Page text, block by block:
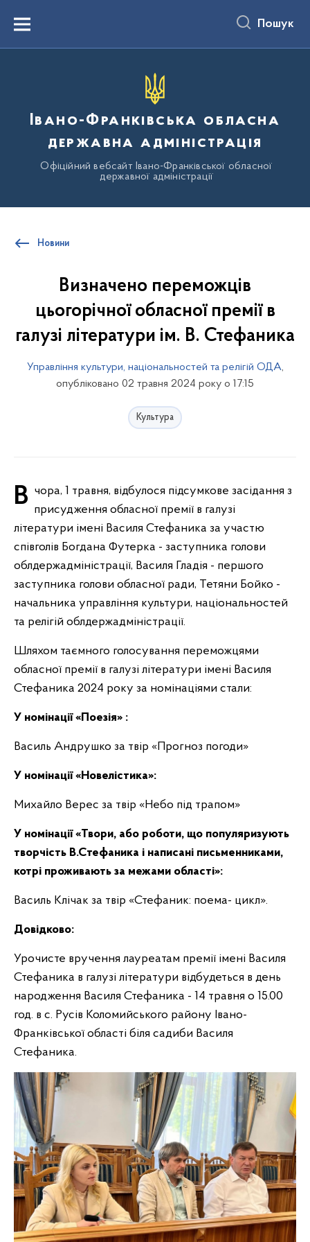
вмістуMenu Пошук
Івано-Франківська обласна
державна адміністрація
Офіційний вебсайт Івано-Франківської обласної
державної адміністрації
Новини
Визначено переможців
цьогорічної обласної премії в
галузі літератури ім. В. Стефаника
Управління культури, національностей та релігій ОДА,
опубліковано 02 травня 2024 року о 17:15
Культура
Вчора, 1 травня, відбулося підсумкове засідання з присудження обласної премії в галузі
літератури імені Василя Стефаника за участю
співголів Богдана Футерка - заступника голови
облдержадміністрації, Василя Гладія - першого
заступника голови обласної ради, Тетяни Бойко -
начальника управління культури, національностей
та релігій облдержадміністрації.
Шляхом таємного голосування переможцями
обласної премії в галузі літератури імені Василя
Стефаника 2024 року за номінаціями стали:
У номінації «Поезія» :
Василь Андрушко за твір «Прогноз погоди»
У номінації «Новелістика»:
Михайло Верес за твір «Небо під трапом»
У номінації «Твори, або роботи, що популяризують
творчість В.Стефаника і написані письменниками,
котрі проживають за межами області»:
Василь Клічак за твір «Стефаник: поема- цикл».
Довідково:
Урочисте вручення лауреатам премії імені Василя
Стефаника в галузі літератури відбудеться в день
народження Василя Стефаника - 14 травня о 15.00
год. в с. Русів Коломийського району Івано-
Франківської області біля садиби Василя
Стефаника.